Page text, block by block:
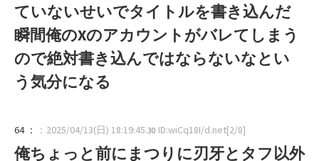
ていないせいでタイトルを書き込んだ
瞬間俺のXのアカウントがバレてしまう
ので絶対書き込んではならないなとい
う気分になる
64 ： ：2025/04/13(日) 18:19:45.30 ID:wiCq18I/d.net[2/8]
俺ちょっと前にまつりに刃牙とタフ以外